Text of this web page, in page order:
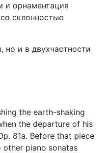
и орнаментация
склонностью
но и в двухчастности
the earth-shaking
the departure of his
81a. Before that piece
other piano sonatas